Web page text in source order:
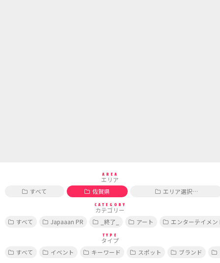
AREA
エリア
すべて
佐賀県 エリア選択…
CATEGORY
カテゴリー
すべて
Japaaan PR _終了_ アート エンターテイメン
TYPE
タイプ
すべて
イベント キーワード スポット ブランド